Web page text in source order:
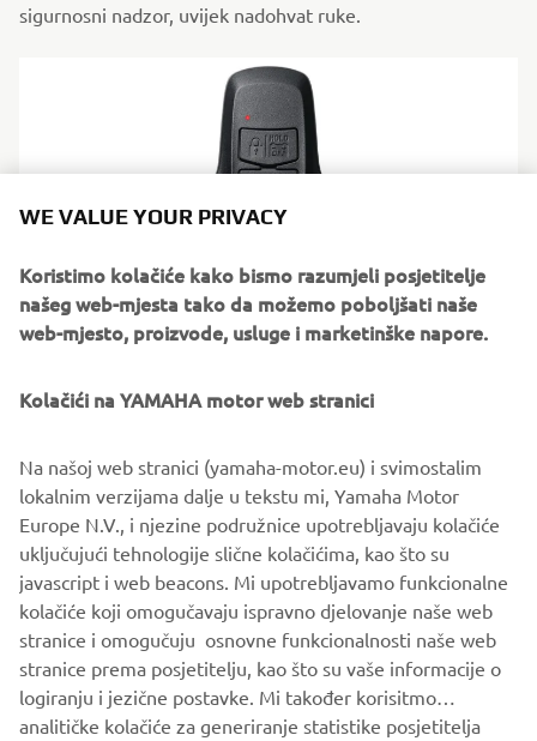
sigurnosni nadzor, uvijek nadohvat ruke.
Pluta kad se ispusti, zaključava se kad je potrebno. Ovaj
kako bi osigurao ECU vašeg vanbrodskog motora, tako da
samo određena osoba može pokrenuti motor.
PRONAĐI NAJBLIŽEG TRGOVCA
WE VALUE YOUR PRIVACY
Koristimo kolačiće kako bismo razumjeli posjetitelje
našeg web-mjesta tako da možemo poboljšati naše
web-mjesto, proizvode, usluge i marketinške napore.
Kolačići na YAMAHA motor web stranici
Na našoj web stranici (yamaha-motor.eu) i svimostalim
lokalnim verzijama dalje u tekstu mi, Yamaha Motor
Europe N.V., i njezine podružnice upotrebljavaju kolačiće
uključujući tehnologije slične kolačićima, kao što su
javascript i web beacons. Mi upotrebljavamo funkcionalne
kolačiće koji omogučavaju ispravno djelovanje naše web
stranice i omogučuju osnovne funkcionalnosti naše web
stranice prema posjetitelju, kao što su vaše informacije o
logiranju i jezične postavke. Mi također korisitmo
analitičke kolačiće za generiranje statistike posjetitelja